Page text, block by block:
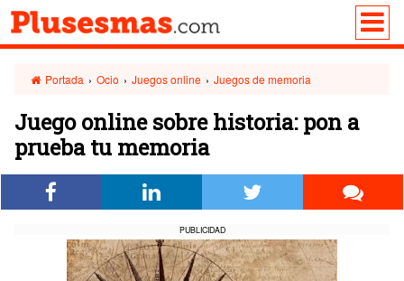
Portada › Ocio › Juegos online › Juegos de memoria
Juego online sobre historia: pon a
prueba tu memoria
PUBLICIDAD